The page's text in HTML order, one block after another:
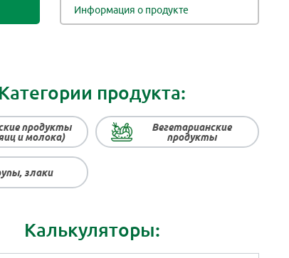
Информация о продукте
Категории продукта:
продукты
и молока)
Вегетарианские
продукты
злаки
Калькуляторы: